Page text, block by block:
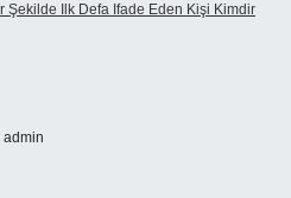
Şekilde Ilk Defa Ifade Eden Kişi Kimdir
admin